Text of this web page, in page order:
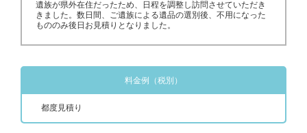
遺族が県外在住だったため、日程を調整し訪問させていただき
きました。数日間、ご遺族による遺品の選別後、不用になった
もののみ後日お見積りとなりました。
料金例（税別）
都度見積り